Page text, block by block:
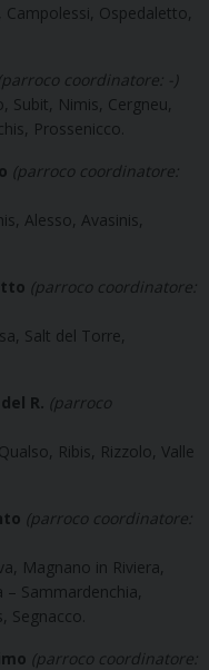
Ospedaletto,
(parroco coordinatore: -)
Subit, Nimis, Cergneu,
Prossenicco.
(parroco coordinatore:
Alesso, Avasinis,
(parroco coordinatore:
Salt del Torre,
R. (parroco
Ribis, Rizzolo, Valle
(parroco coordinatore:
Magnano in Riviera,
Sammardenchia,
Segnacco.
(parroco coordinatore: